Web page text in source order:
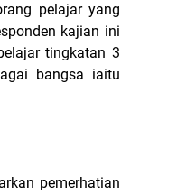
pelajar yang
kajian ini
tingkatan 3
bangsa iaitu
pemerhatian